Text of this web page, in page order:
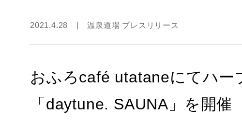
2021.4.28 温泉道場 プレスリリース
おふろcafé utataneにてハー
「daytune. SAUNA」を開催